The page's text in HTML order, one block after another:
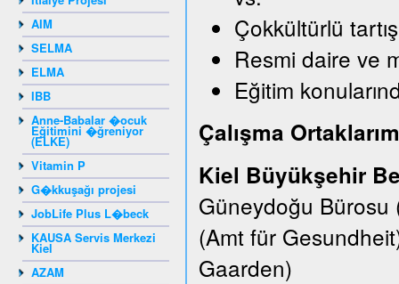
AIM
SELMA
ELMA
IBB
Anne-Babalar �ocuk
Eğitimini �ğreniyor
(ELKE)
Vitamin P
G�kkuşağı projesi
JobLife Plus L�beck
KAUSA Servis Merkezi
Kiel
AZAM
Çokkültürlü
Resmi daire ve
Eğitim
Çalışma
Kiel Büyükşehir
Güneydoğu Bürosu
(Amt für
Gaarden)